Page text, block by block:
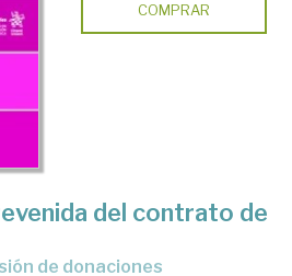
COMPRAR
del contrato de
de donaciones